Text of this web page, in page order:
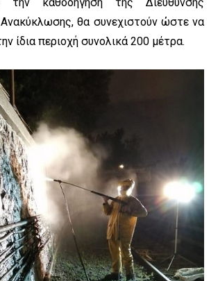
θα συνεχιστούν ώστε να
ίδια περιοχή συνολικά 200 μέτρα.